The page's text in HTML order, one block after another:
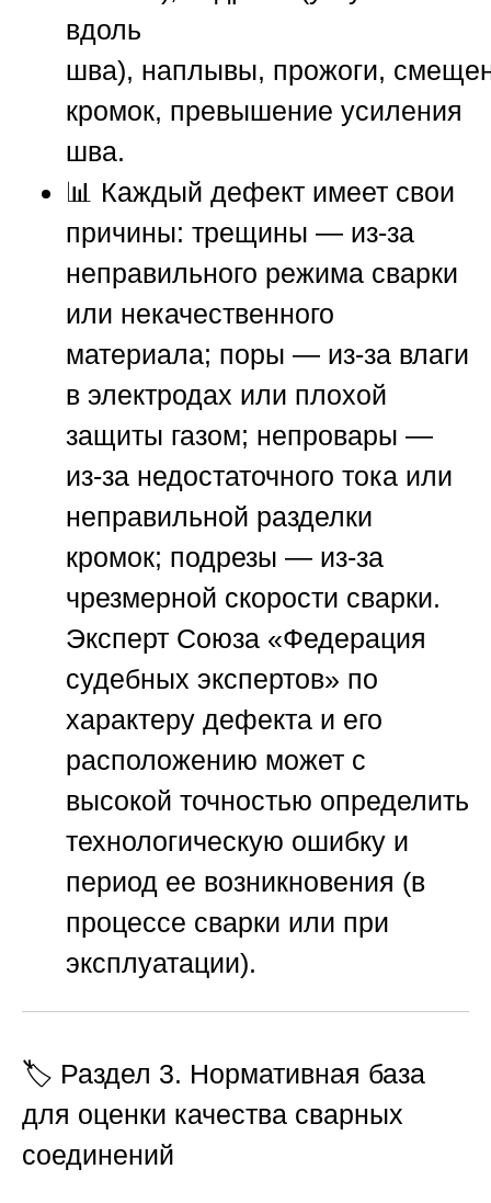
вдоль
шва), наплывы, прожоги,
кромок, превышение усиления
шва.
📊 Каждый дефект имеет свои
причины: трещины — из-за
неправильного режима сварки
или некачественного
материала; поры — из-за влаги
в электродах или плохой
защиты газом; непровары —
из-за недостаточного тока или
неправильной разделки
кромок; подрезы — из-за
чрезмерной скорости сварки.
Эксперт Союза «Федерация
судебных экспертов» по
характеру дефекта и его
расположению может с
высокой точностью определить
технологическую ошибку и
период ее возникновения (в
процессе сварки или при
эксплуатации).
🏷️ Раздел 3. Нормативная база
для оценки качества сварных
соединений